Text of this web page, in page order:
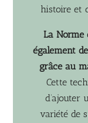
histoire et
La Norme
également
grâce au
Cette
d’ajouter
variété de